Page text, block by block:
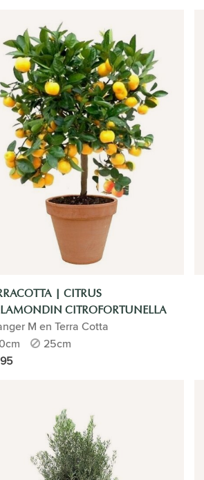
| CITRUS
CITROFORTUNELLA
M en Terra Cotta
25cm